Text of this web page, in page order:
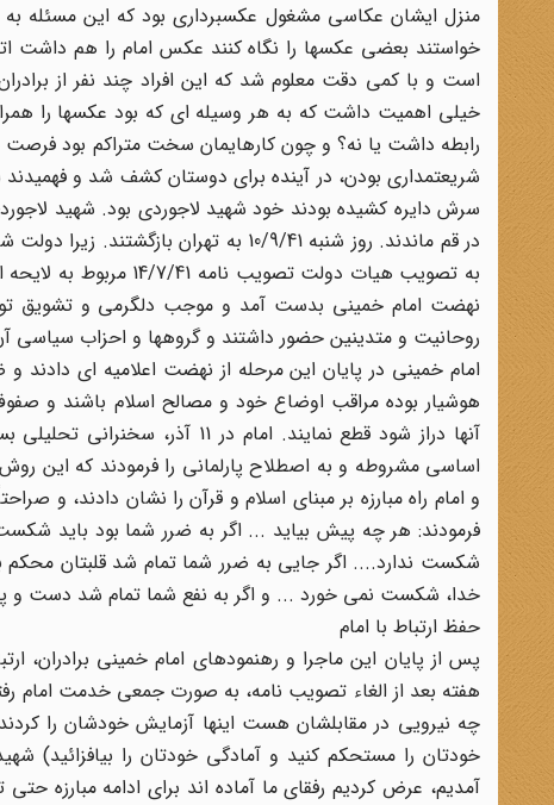
منزل ایشان عکاسی مشغول عکسبرداری بود که این مسئله
خواستند بعضی عکسها را نگاه کنند عکس امام را هم داشت
است و با کمی دقت معلوم شد که این افراد چند نفر از
خیلی اهمیت داشت که به هر وسیله ای که بود عکسها را
رابطه داشت یا نه؟ و چون کارهایمان سخت متراکم بود فرصت
شریعتمداری بودن، در آینده برای دوستان کشف شد و
سرش دایره کشیده بودند خود شهید لاجوردی بود. شهید
در قم ماندند. روز شنبه 10/9/41 به
به تصویب هیات دولت
نهضت امام خمینی بدست آمد و موجب دلگرمی و تشویق
روحانیت و متدینین حضور داشتند و گروهها و احزاب سیاسی
امام خمینی در پایان این مرحله از نهضت اعلامیه ای
هوشیار بوده مراقب اوضاع خود و مصالح اسلام باشند و
آنها دراز شود قطع نمایند.
اساسی مشروطه و به اصطلاح پارلمانی را فرمودند که این
و امام راه مبارزه بر مبنای اسلام و قرآن را نشان دادند، و
فرمودند: هر چه پیش بیاید ... اگر به ضرر شما بود باید
شکست ندارد.... اگر جایی به ضرر شما تمام شد قلبتان محکم
خدا، شکست نمی خورد ... و اگر به نفع شما تمام شد دست و
حفظ ارتباط با امام
پس از پایان این ماجرا و رهنمودهای امام خمینی برادران،
هفته بعد از الغاء تصویب نامه، به صورت جمعی خدمت امام
چه نیرویی در مقابلشان هست اینها آزمایش خودشان را
خودتان را مستحکم کنید و آمادگی خودتان را بیافزائید)
آمدیم، عرض کردیم رفقای ما آماده اند برای ادامه مبارزه